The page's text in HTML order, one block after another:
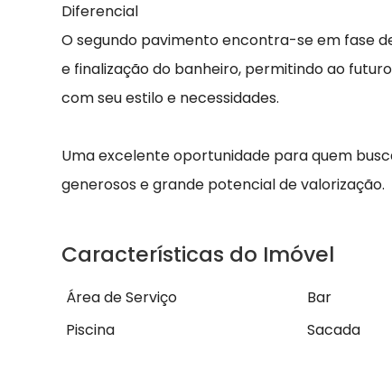
Diferencial
O segundo pavimento encontra-se em fase
e finalização do banheiro, permitindo ao
com seu estilo e necessidades.
Uma excelente oportunidade para quem
generosos e grande potencial de valorização.
Características do Imóvel
Área de Serviço Bar
Piscina
Sacada